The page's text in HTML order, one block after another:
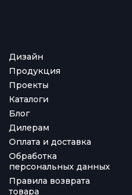
Дизайн
Продукция
Проекты
Каталоги
Блог
Дилерам
Оплата и доставка
Обработка
персональных данных
Правила возврата
товара